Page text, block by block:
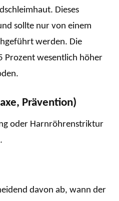
Dieses
sollte nur von einem
werden. Die
Prozent wesentlich höher
Prävention)
oder Harnröhrenstriktur
davon ab, wann der